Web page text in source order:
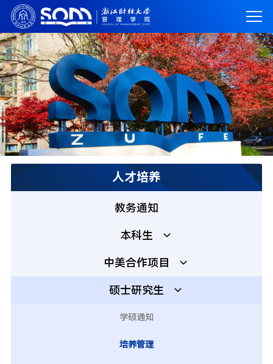
人才培养
教务通知
本科生
中美合作项目
硕士研究生
学硕通知
培养管理